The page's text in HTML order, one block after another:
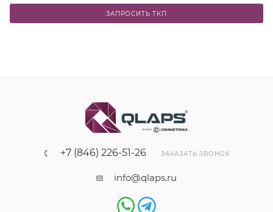
ЗАПРОСИТЬ ТКП
+7 (846) 226-51-26 ЗАКАЗАТЬ ЗВОНОК
info@qlaps.ru